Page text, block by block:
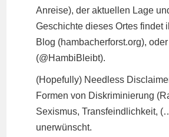
Anreise), der aktuellen Lage
Geschichte dieses Ortes findet
Blog (hambacherforst.org),
(@HambiBleibt).
(Hopefully) Needless
Formen von Diskriminierung
Sexismus, Transfeindlichkeit,
unerwünscht.